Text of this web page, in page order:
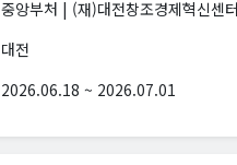
중앙부처 | (재)대전창조경제혁신센터
대전
2026.06.18 ~ 2026.07.01